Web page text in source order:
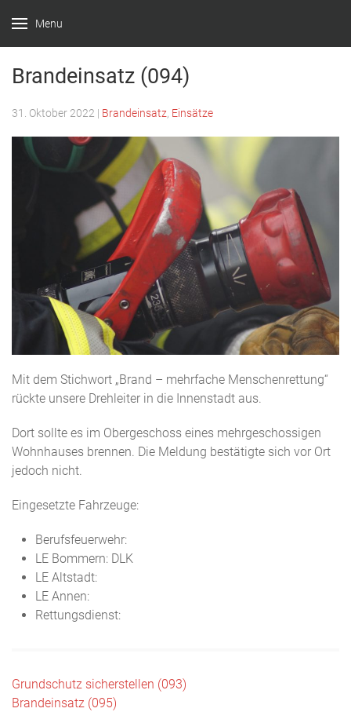
Menu
Witten –
Löscheinheit
Bommern
Brandeinsatz (094)
31. Oktober 2022 | Brandeinsatz Einsätze
Mit dem Stichwort „Brand – mehrfache Menschenrettung“
rückte unsere Drehleiter in die Innenstadt aus.
Dort sollte es im Obergeschoss eines mehrgeschossigen
Wohnhauses brennen. Die Meldung bestätigte sich vor Ort
jedoch nicht.
Eingesetzte Fahrzeuge:
Berufsfeuerwehr:
LE Bommern: DLK
LE Altstadt:
LE Annen:
Rettungsdienst:
Beitragsnavigation
Grundschutz sicherstellen (093)
Brandeinsatz (095)